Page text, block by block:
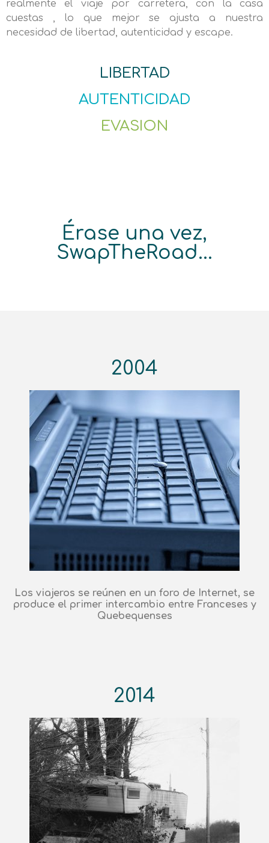
realmente el viaje por carretera, con la casa
cuestas , lo que mejor se ajusta a nuestra
necesidad de libertad, autenticidad y escape.
LIBERTAD
AUTENTICIDAD
EVASION
Érase una vez,
SwapTheRoad...
2004
Los viajeros se reúnen en un foro de Internet, se
produce el primer intercambio entre Franceses y
Quebequenses
2014